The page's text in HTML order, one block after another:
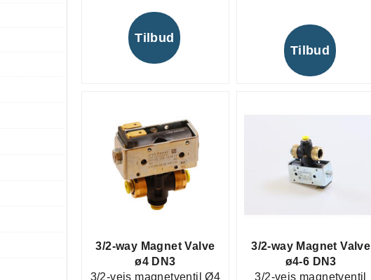
Tilbud
Tilbud
3/2-way Magnet Valve
ø4 DN3
3/2-veis magnetventil Ø4
3/2-way Magnet Valve
ø4-6 DN3
3/2-veis magnetventil